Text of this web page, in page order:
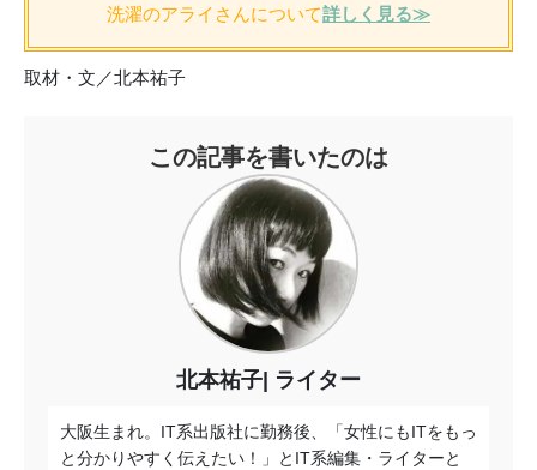
洗濯のアライさんについて詳しく見る≫
取材・文／北本祐子
この記事を書いたのは
北本祐子 ライター
大阪生まれ。IT系出版社に勤務後、「女性にもITをもっ
と分かりやすく伝えたい！」とIT系編集・ライターと